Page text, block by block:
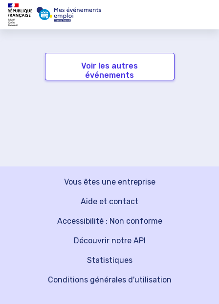
Voir les autres
événements
Vous êtes une entreprise
Découvrir notre API
Aide et contact
Statistiques
Accessibilité : Non conforme
Conditions générales d'utilisation